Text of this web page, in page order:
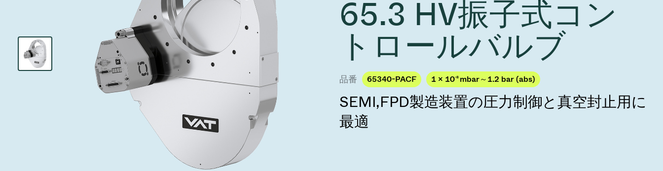
を追求し、進歩を支えます。
術を革新し、未来を実現しま
す。
year 2026 Results
Ad hoc announcement pursuant to Art. 53
Acquisition of Atonarp
Ad hoc announcement pursuant to Art. 53
LR
圧力リリーフ／ベントバルブ
ガス封入弁
3ポジションバルブ
バキュームチェックバルブ
緊急遮断/ビームストッパーバルブ
真空トランスファーバルブ
イオン注入
CVD
OLEDのインクジェット印刷
サブファブシステム
真空乾燥
真空減菌
医薬品の凍結乾燥
研究分野
あなたのアプリケーション
Analyst coverage
Contact for investors
News services
サプライチェーンマネジメント
65.3 HV振子式コン
トロールバルブ
品番 65340-PACF 1 × 10-8 mbar～1.2 bar (abs)
SEMI,FPD製造装置の圧力制御と真空封止用に
最適